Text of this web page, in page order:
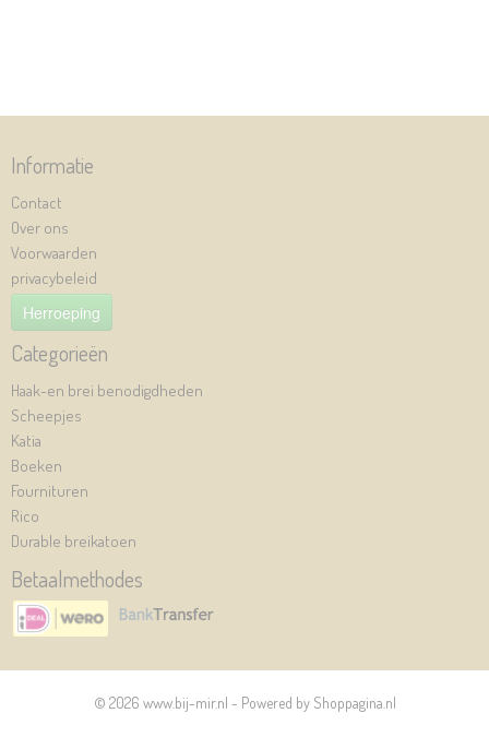
Informatie
Contact
Over ons
Voorwaarden
privacybeleid
Herroeping
Categorieën
Haak-en brei benodigdheden
Scheepjes
Katia
Boeken
Fournituren
Rico
Durable breikatoen
Betaalmethodes
© 2026 www.bij-mir.nl - Powered by Shoppagina.nl